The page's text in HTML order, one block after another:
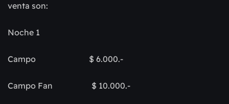
venta son:
Noche 1
Campo $ 6.000.-
Campo Fan $ 10.000.-